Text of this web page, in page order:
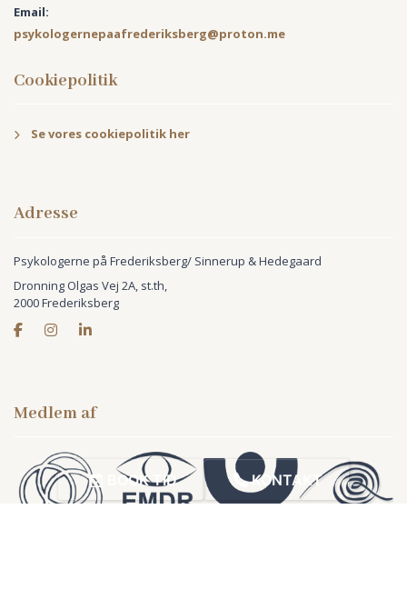
Email:
psykologernepaafrederiksberg@proton.me
Cookiepolitik
Se vores cookiepolitik her
Adresse
Psykologerne på Frederiksberg/ Sinnerup & Hedegaard
Dronning Olgas Vej 2A, st.th,
2000 Frederiksberg
Medlem af
BOOK TID KONTAKT
Copyright © 2026 - Psykologerne på Frederiksberg/ Sinnerup & Hedegaard
CVR 44021404
Cookiepolitik|Privatlivspolitik